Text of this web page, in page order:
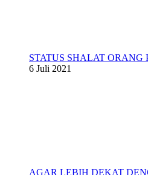
STATUS SHALAT ORANG
6 Juli 2021
AGAR LEBIH DEKAT